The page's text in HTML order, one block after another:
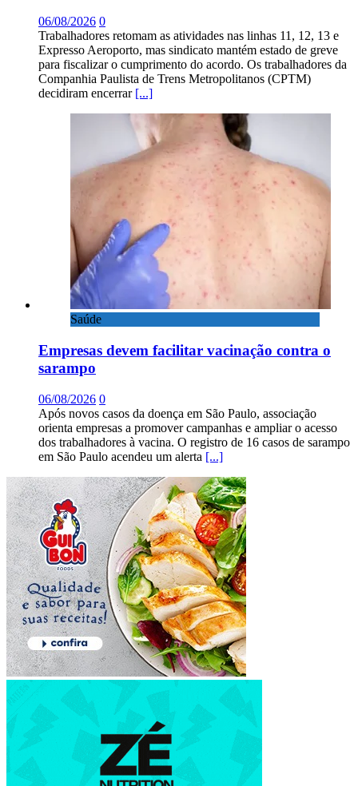
06/08/2026 0
Trabalhadores retomam as atividades nas linhas 11, 12, 13 e
Expresso Aeroporto, mas sindicato mantém estado de greve
para fiscalizar o cumprimento do acordo. Os trabalhadores da
Companhia Paulista de Trens Metropolitanos (CPTM)
decidiram encerrar [...]
Saúde
Empresas devem facilitar vacinação contra o
sarampo
06/08/2026 0
Após novos casos da doença em São Paulo, associação
orienta empresas a promover campanhas e ampliar o acesso
dos trabalhadores à vacina. O registro de 16 casos de sarampo
em São Paulo acendeu um alerta [...]